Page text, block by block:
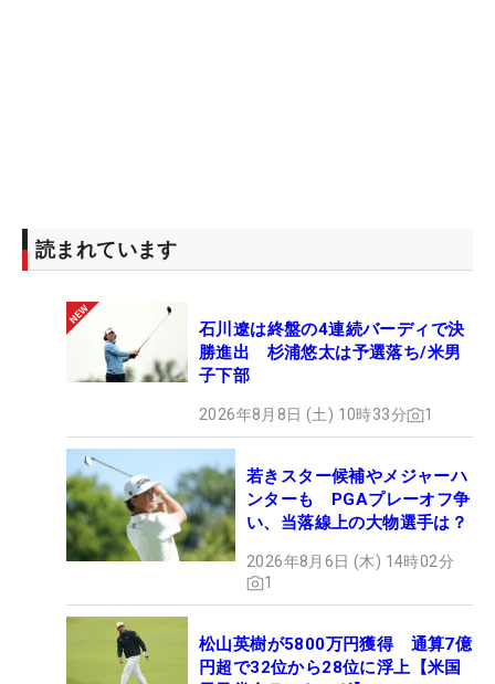
読まれています
石川遼は終盤の4連続バーディで決
勝進出 杉浦悠太は予選落ち/米男
子下部
2026年8月8日 (土) 10時33分 1
若きスター候補やメジャーハ
ンターも PGAプレーオフ争
い、当落線上の大物選手は？
2026年8月6日 (木) 14時02分
1
松山英樹が5800万円獲得 通算7億
円超で32位から28位に浮上【米国